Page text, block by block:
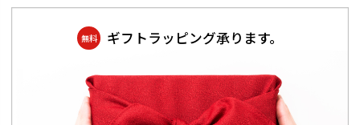
無料 ギフトラッピング承ります。